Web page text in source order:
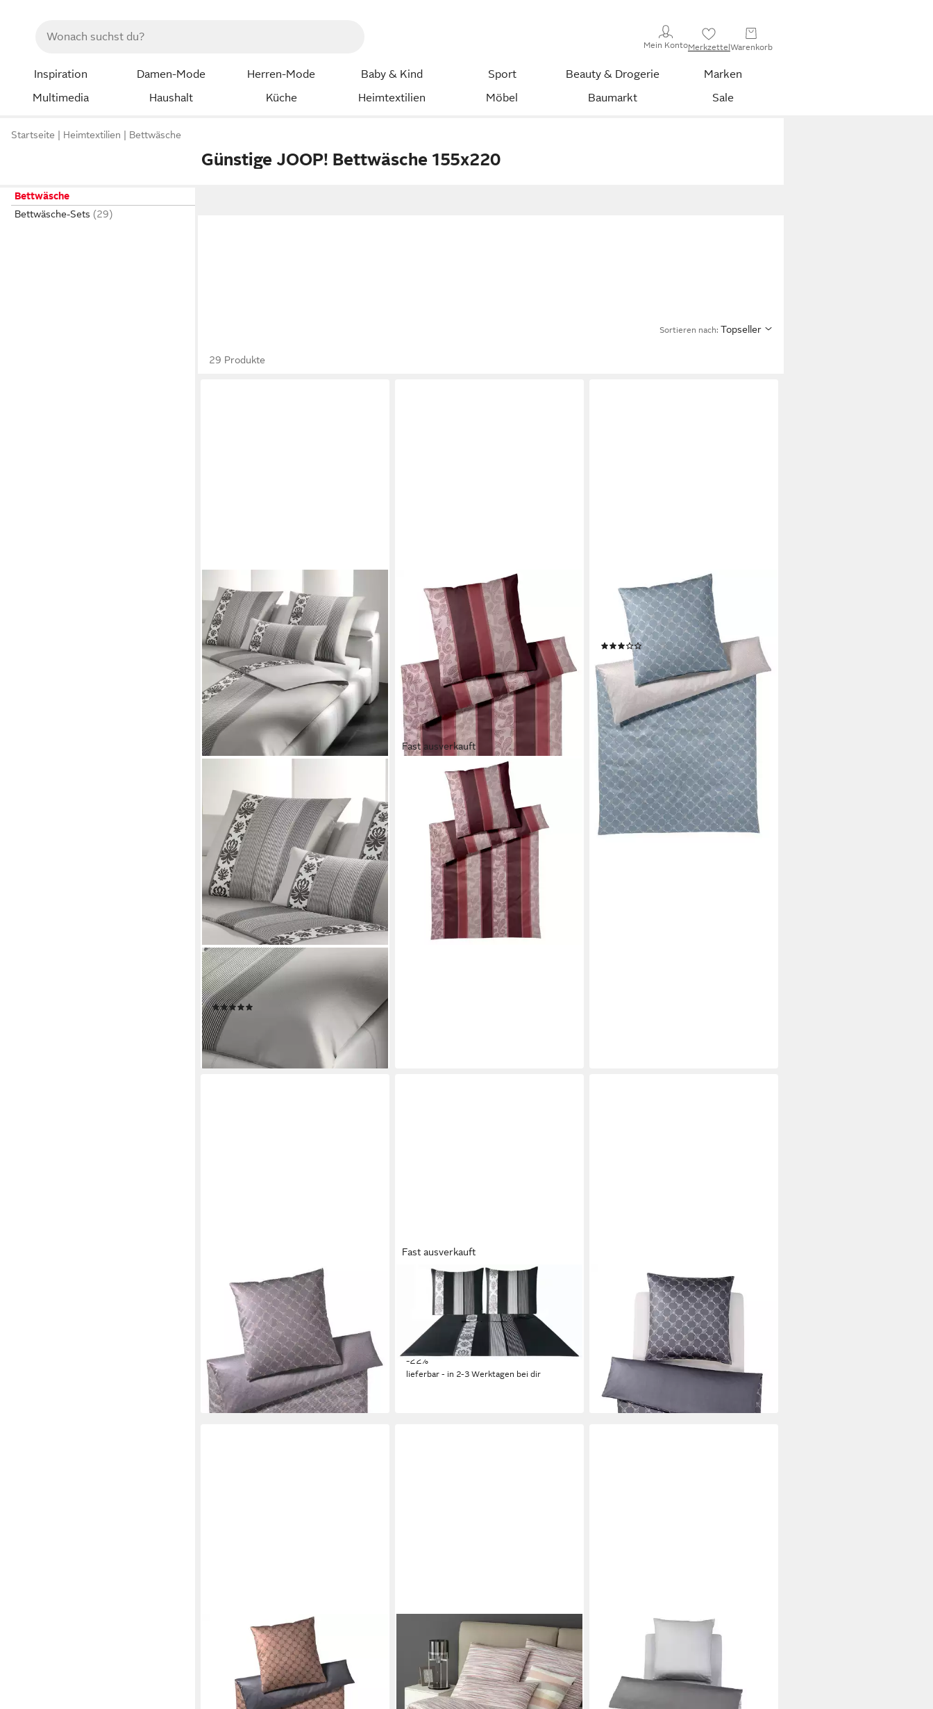
Mein KontoMerkzettelWarenkorb
Inspiration Damen-Mode Herren-Mode Baby & Kind Sport Beauty & Drogerie
Marken
Multimedia
Haushalt Küche Heimtextilien Möbel Baumarkt Sale
Startseite Heimtextilien Bettwäsche
Günstige JOOP! Bettwäsche 155x220
Bettwäsche
Bettwäsche-Sets
Sortieren nach: Topseller
29 Produkte
JOOP!
Bettwäsche Ornament Stripe, Mako
Satin, 2 teilig
ab 109,95 €
-21%
lieferbar - in 3-4 Werktagen bei dir
Fast ausverkauft
Bettwäsche Paisley Stripes, Mako
Satin, 1 teilig
ab 69,00 € 104,00 €
lieferbar - in 3-4 Werktagen bei dir
Bettwäsche Cornflower Double
135x200 cm, 100% Baumwolle, Mako
Satin, Made in Germany
(1)
ab 149,00 € UVP169,00 €
-12%
lieferbar in 3 Wochen
+1
Bettwäsche Cornflower Gradiant,
100% Baumwolle in samtweicher
Mako Satin Qualität
ab 149,00 €
UVP 169,00 €
-12%
lieferbar in 3 Wochen
Fast ausverkauft
JOOP!
Bettwäsche Bettwäsche Ornament
Stripes 4022-999 Schwarz, 2 teilig,
glatte Oberfläche
ab 139,00 € UVP 179,00 €
-22%
lieferbar - in 2-3 Werktagen bei dir
Bettwäsche Cornflower Gradiant
stein 4059 19, Mako-Satin, 2 teilig,
Blüten, Geblümt, Cornflower
ab 159,00 € UVP169,00 €
-6%
lieferbar - in 2-3 Werktagen bei dir